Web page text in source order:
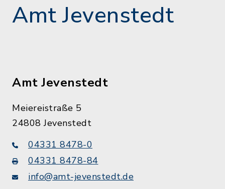
Amt Jevenstedt
Amt Jevenstedt
Meiereistraße 5
24808 Jevenstedt
04331 8478-0
04331 8478-84
info@amt-jevenstedt.de